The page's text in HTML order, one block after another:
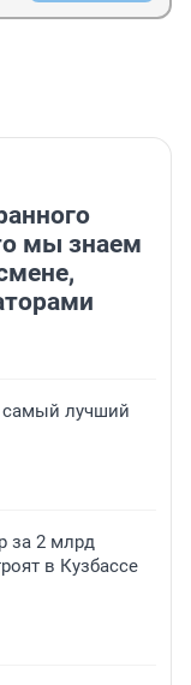
мы знаем
самый лучший
за 2 млрд
в Кузбассе